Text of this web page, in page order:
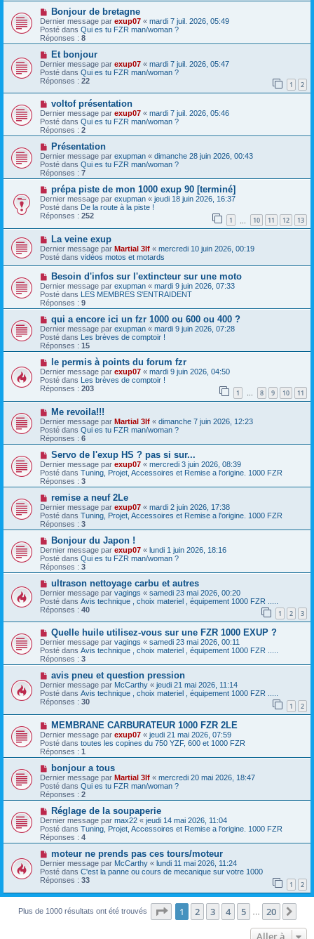
a
g
e
a
u
m
e
s
s
a
g
e
N
o
u
v
e
a
u
m
e
s
s
a
g
e
Bonjour de bretagne
Dernier message par exup07 « mardi 7 juil. 2026, 05:49
Posté dans Qui es tu FZR man/woman ?
Réponses : 8
N
o
u
v
e
a
u
m
e
s
s
a
g
e
Et bonjour
Dernier message par exup07 « mardi 7 juil. 2026, 05:47
Posté dans Qui es tu FZR man/woman ?
Réponses : 22 1 2
N
o
u
v
e
a
u
m
e
s
s
a
g
e
voltof présentation
Dernier message par exup07 « mardi 7 juil. 2026, 05:46
Posté dans Qui es tu FZR man/woman ?
Réponses : 2
N
o
u
v
e
a
u
m
e
s
s
a
g
e
Présentation
Dernier message par exupman « dimanche 28 juin 2026, 00:43
Posté dans Qui es tu FZR man/woman ?
Réponses : 7
N
o
u
v
e
a
m
e
s
s
a
g
e
prépa piste de mon 1000 exup 90 [terminé]
Dernier message par exupman « jeudi 18 juin 2026, 16:37
Posté dans De la route à la piste !
Réponses : 252 1 10 11 12 13
N
o
u
v
e
a
u
m
e
s
a
g
e
La veine exup
Dernier message par Martial 3lf « mercredi 10 juin 2026, 00:19
Posté dans vidéos motos et motards
N
o
u
v
e
a
u
m
e
s
s
a
g
e
Besoin d'infos sur l'extincteur sur une moto
Dernier message par exupman « mardi 9 juin 2026, 07:33
Posté dans LES MEMBRES S'ENTRAIDENT
Réponses : 9
N
o
u
v
e
a
u
m
e
s
s
a
g
e
qui a encore ici un fzr 1000 ou 600 ou 400 ?
Dernier message par exupman « mardi 9 juin 2026, 07:28
Posté dans Les brèves de comptoir !
Réponses : 15
N
o
u
v
e
a
u
m
e
s
s
a
g
e
le permis à points du forum fzr
Dernier message par exup07 « mardi 9 juin 2026, 04:50
Posté dans Les brèves de comptoir !
Réponses : 203 1 … 8 9 10 11
N
o
u
v
e
a
u
m
e
s
s
a
g
e
Me revoila!!!
Dernier message par Martial 3lf « dimanche 7 juin 2026, 12:23
Posté dans Qui es tu FZR man/woman ?
Réponses : 6
N
o
u
v
e
a
u
m
e
s
s
a
g
e
Servo de l'exup HS ? pas si sur...
Dernier message par exup07 « mercredi 3 juin 2026, 08:39
Posté dans Tuning, Projet, Accessoires et Remise a l'origine. 1000 FZR
Réponses : 3
N
o
u
v
e
a
u
m
e
s
s
a
g
e
remise a neuf 2Le
Dernier message par exup07 « mardi 2 juin 2026, 17:38
Posté dans Tuning, Projet, Accessoires et Remise a l'origine. 1000 FZR
Réponses : 3
N
o
u
v
e
a
u
m
e
s
s
a
g
e
Bonjour du Japon !
Dernier message par exup07 « lundi 1 juin 2026, 18:16
Posté dans Qui es tu FZR man/woman ?
Réponses : 3
N
o
u
v
e
a
u
m
e
s
s
a
g
e
ultrason nettoyage carbu et autres
Dernier message par vagings « samedi 23 mai 2026, 00:20
Posté dans Avis technique , choix materiel , équipement 1000 FZR .....
Réponses : 40 1 2 3
N
o
u
v
e
a
m
e
s
s
a
g
e
Quelle huile utilisez-vous sur une FZR 1000 EXUP ?
Dernier message par vagings « samedi 23 mai 2026, 00:11
Posté dans Avis technique , choix materiel , équipement 1000 FZR .....
Réponses : 3
N
o
u
v
e
a
m
e
s
s
a
g
e
avis pneu et question pression
Dernier message par McCarthy « jeudi 21 mai 2026, 11:14
Posté dans Avis technique , choix materiel , équipement 1000 FZR .....
Réponses : 30 1 2
N
o
u
v
e
a
u
m
e
s
s
a
g
e
MEMBRANE CARBURATEUR 1000 FZR 2LE
Dernier message par exup07 « jeudi 21 mai 2026, 07:59
Posté dans toutes les copines du 750 YZF, 600 et 1000 FZR
Réponses : 1
N
o
u
v
e
a
u
m
e
s
s
a
g
e
bonjour a tous
Dernier message par Martial 3lf « mercredi 20 mai 2026, 18:47
Posté dans Qui es tu FZR man/woman ?
Réponses : 2
N
o
u
v
e
a
u
m
e
s
s
g
Réglage de la soupaperie
Dernier message par max22 « jeudi 14 mai 2026, 11:04
Posté dans Tuning, Projet, Accessoires et Remise a l'origine. 1000 FZR
Réponses : 4
N
o
u
v
e
a
m
moteur ne prends pas ces tours/moteur
Dernier message par McCarthy « lundi 11 mai 2026, 11:24
Posté dans C'est la panne ou cours de mecanique sur votre 1000
Réponses : 33 1 2
Plus de 1000 résultats ont été trouvés Page 1sur20
1 2 3 4 5 20
Aller à